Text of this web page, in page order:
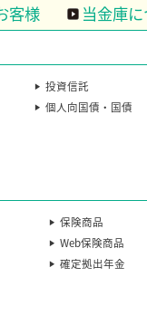
客様
当金庫
投資信託
個人向国債・国債
保険商品
Web保険商品
確定拠出年金